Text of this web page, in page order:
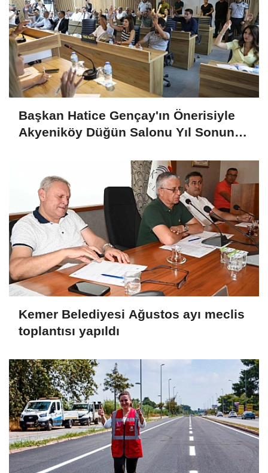
Başkan Hatice Gençay'ın Önerisiyle
Akyeniköy Düğün Salonu Yıl Sonuna
Kemer Belediyesi Ağustos ayı meclis
toplantısı yapıldı